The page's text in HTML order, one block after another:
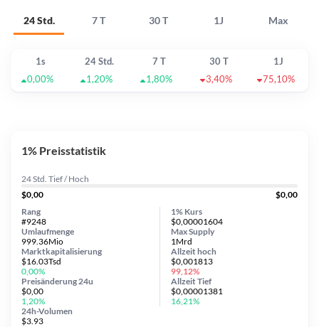
24 Std. 7 T 30 T 1J Max
1s 24 Std. 7 T 30 T
1J
0,00%
1,20% 1,80% 3,40% 75,10%
1% Preisstatistik
24 Std. Tief / Hoch
$0,00
$0,00
1% Kurs
$0,00001604
Umlaufmenge
999.36Mio
Preisänderung 24u
$0,00
1,20%
Max Supply
1Mrd
Marktkapitalisierung
$16.03Tsd
0,00%
24h-Volumen
$3.93
Rang
#9248
Allzeithoch
$0,001813
99,12%
AllzeitTief
$0,00001381
16,21%